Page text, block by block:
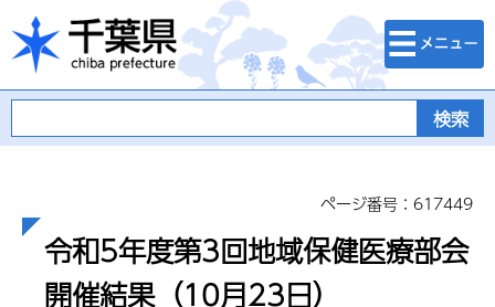
千葉県
検索・メニュ
ー
ページ番号：617449
令和5年度第3回地域保健医療部会
開催結果（10月23日）